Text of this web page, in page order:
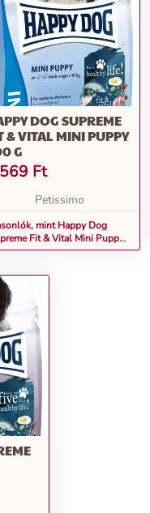
DOG SUPREME
& VITAL MINI PUPPY
G
Ft
Petissimo
mint Happy Dog
Fit & Vital Mini Puppy
g